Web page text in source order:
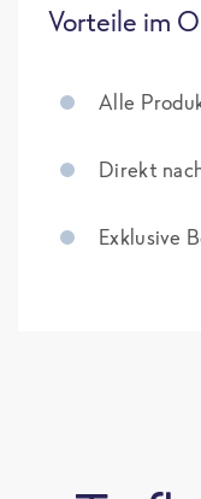
Vorteile im
Alle
Direkt
Exklusive